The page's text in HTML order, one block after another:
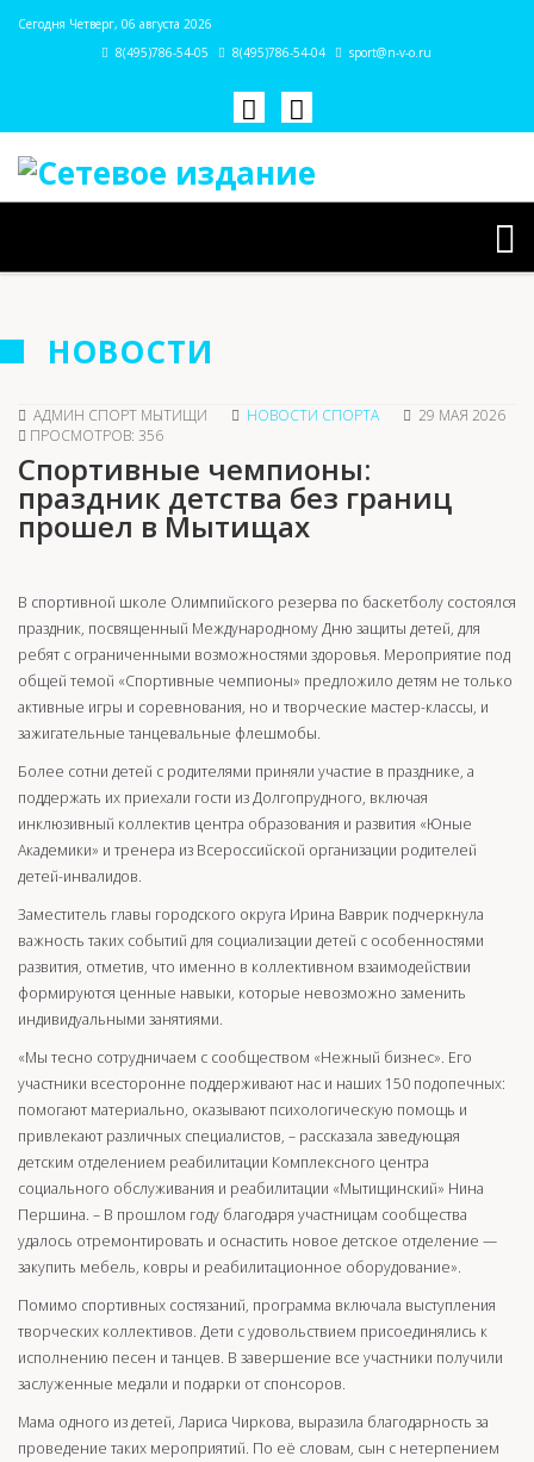
Сегодня Четверг, 06 августа 2026
8(495)786-54-05
8(495)786-54-04 sport@n-v-o.ru
НОВОСТИ
АДМИН СПОРТ МЫТИЩИ НОВОСТИ СПОРТА
29 МАЯ 2026
ПРОСМОТРОВ: 356
Спортивные чемпионы:
праздник детства без границ
прошел в Мытищах
В спортивной школе Олимпийского резерва по баскетболу состоялся
праздник, посвященный Международному Дню защиты детей, для
ребят с ограниченными возможностями здоровья. Мероприятие под
общей темой «Спортивные чемпионы» предложило детям не только
активные игры и соревнования, но и творческие мастер-классы, и
зажигательные танцевальные флешмобы.
Более сотни детей с родителями приняли участие в празднике, а
поддержать их приехали гости из Долгопрудного, включая
инклюзивный коллектив центра образования и развития «Юные
Академики» и тренера из Всероссийской организации родителей
детей-инвалидов.
Заместитель главы городского округа Ирина Ваврик подчеркнула
важность таких событий для социализации детей с особенностями
развития, отметив, что именно в коллективном взаимодействии
формируются ценные навыки, которые невозможно заменить
индивидуальными занятиями.
«Мы тесно сотрудничаем с сообществом «Нежный бизнес». Его
участники всесторонне поддерживают нас и наших 150 подопечных:
помогают материально, оказывают психологическую помощь и
привлекают различных специалистов, – рассказала заведующая
детским отделением реабилитации Комплексного центра
социального обслуживания и реабилитации «Мытищинский» Нина
Першина. – В прошлом году благодаря участницам сообщества
удалось отремонтировать и оснастить новое детское отделение —
закупить мебель, ковры и реабилитационное оборудование».
Помимо спортивных состязаний, программа включала выступления
творческих коллективов. Дети с удовольствием присоединялись к
исполнению песен и танцев. В завершение все участники получили
заслуженные медали и подарки от спонсоров.
Мама одного из детей, Лариса Чиркова, выразила благодарность за
проведение таких мероприятий. По её словам, сын с нетерпением